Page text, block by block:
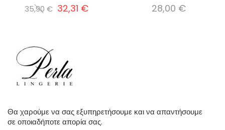
35,90 € 32,31 € 28,00 €
Θα χαρούμε να σας εξυπηρετήσουμε και να απαντήσουμε
σε οποιαδήποτε απορία σας.